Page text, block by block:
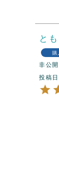
とも
購
非公開
投稿日